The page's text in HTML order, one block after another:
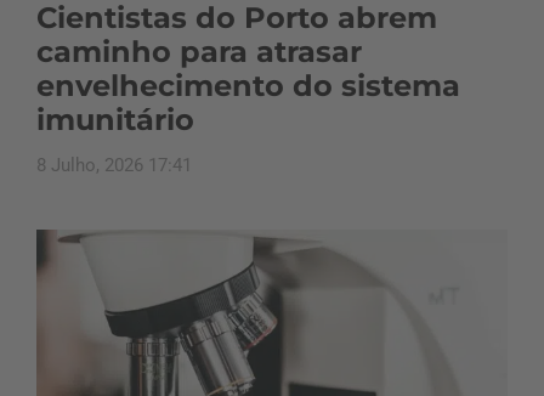
Cientistas do Porto abrem
caminho para atrasar
envelhecimento do sistema
imunitário
8 Julho, 2026 17:41